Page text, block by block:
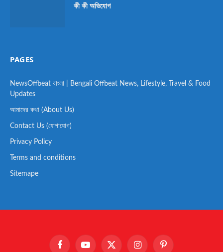
কী কী অভিযোগ
PAGES
NewsOffbeat বাংলা | Bengali Offbeat News, Lifestyle, Travel & Food
Updates
আমাদের কথা (About Us)
Contact Us (যোগাযোগ)
Privacy Policy
Terms and conditions
Sitemape
FacebookYouTube X
InstagramPinterest